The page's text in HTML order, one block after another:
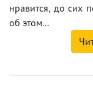
нравится, до сих
об этом...